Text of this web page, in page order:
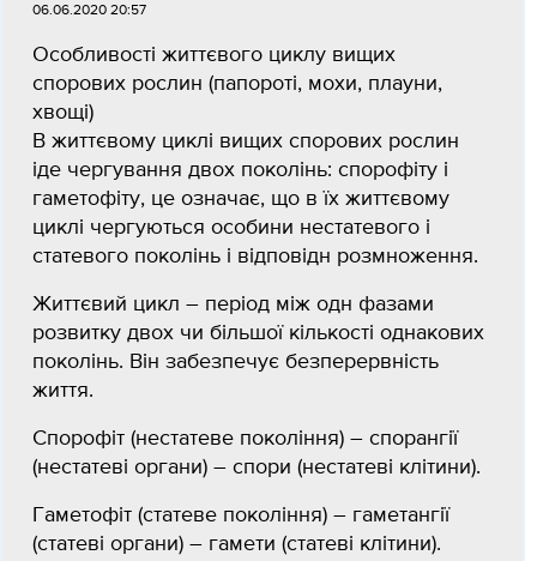
06.06.2020 20:57
Особливості життєвого циклу вищих
спорових рослин (папороті, мохи, плауни,
хвощі)
В життєвому циклі вищих спорових рослин
іде чергування двох поколінь: спорофіту і
гаметофіту, це означає, що в їх життєвому
циклі чергуються особини нестатевого і
статевого поколінь і відповідн розмноження.
Життєвий цикл – період між одн фазами
розвитку двох чи більшої кількості однакових
поколінь. Він забезпечує безперервність
життя.
Cпорофіт (нестатеве покоління) – спорангії
(нестатеві органи) – спори (нестатеві клітини).
Гаметофіт (статеве покоління) – гаметангії
(статеві органи) – гамети (статеві клітини).